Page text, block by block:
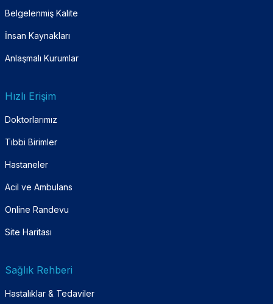
Belgelenmiş Kalite
İnsan Kaynakları
Anlaşmalı Kurumlar
Hızlı Erişim
Doktorlarımız
Tıbbi Birimler
Hastaneler
Acil ve Ambulans
Online Randevu
Site Haritası
Sağlık Rehberi
Hastalıklar & Tedaviler